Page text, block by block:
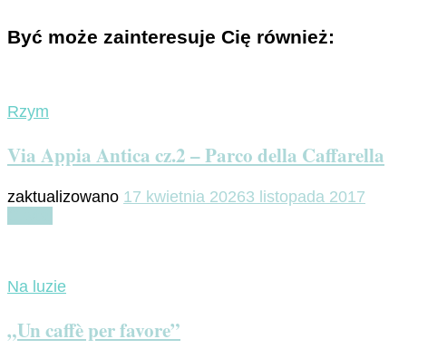
Być może zainteresuje Cię również:
Rzym
Via Appia Antica cz.2 – Parco della Caffarella
zaktualizowano 17 kwietnia 20263 listopada 2017
Na luzie
„Un caffè per favore”